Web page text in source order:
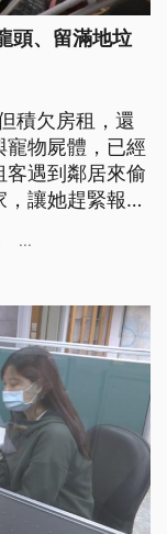
頭、留滿地垃
積欠房租，還
物屍體，已經
遇到鄰居來偷
讓她趕緊報警
...